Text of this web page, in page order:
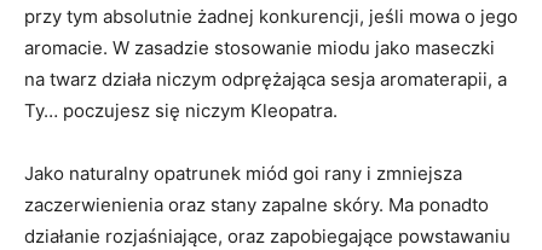
przy tym absolutnie żadnej konkurencji, jeśli mowa o jego
aromacie. W zasadzie stosowanie miodu jako maseczki
na twarz działa niczym odprężająca sesja aromaterapii, a
Ty… poczujesz się niczym Kleopatra.
Jako naturalny opatrunek miód goi rany i zmniejsza
zaczerwienienia oraz stany zapalne skóry. Ma ponadto
działanie rozjaśniające, oraz zapobiegające powstawaniu